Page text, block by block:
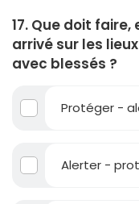
17. Que doit
arrivé sur les
avec blessés ?
Protéger -
Alerter -